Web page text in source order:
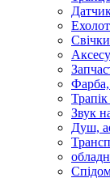
Фарба,
Звук
Душ,